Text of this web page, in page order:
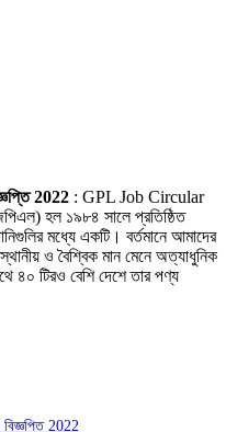
2022 : GPL Job Circular
হল ১৯৮৪ সালে প্রতিষ্ঠিত
মধ্যে একটি। বর্তমানে আমাদের
ও বৈশ্বিক মান মেনে অত্যাধুনিক
৪০ টিরও বেশি দেশে তার পণ্য
বিজ্ঞপ্তি 2022